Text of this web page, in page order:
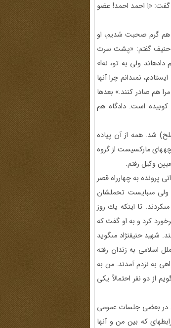
«اِ احمد احمد! عضو
هستم .»(1) كمى جا خوردم، با هم گرم صحبت شديم، او
حنيف گفتم: «پشت سرت
ولى به تو، نه!»
نمى‏دانم چرا آنها
هم صادر كنند.» بعدها
است. دادگاه هم
شد. همه از آن پياده
ماركسيست از گروه
پرونده به چهارراه قصر
ولى مى‏بايست تحملشان
تا اينكه يك روز
كرد و به او گفت كه
شهيد حنيف‏نژاد مى‏گويد
اسلامى به زندان رفته
به نزدم آمدند. من به
از دو نفر احتمالاً يكى
در بعضى جلسات عمومى
كه بين من و آنها